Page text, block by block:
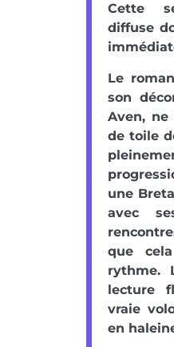
Cette
diffuse
Le
son
Aven, ne
de toile
une
avec
que
rythme.
lecture
vraie
en